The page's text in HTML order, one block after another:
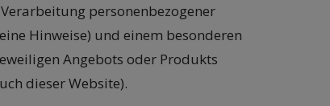
personenbezogener
Hinweise) und einem besonderen
Angebots oder Produkts
dieser Website).